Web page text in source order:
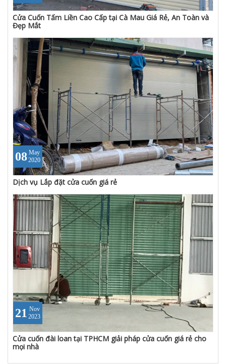
Cửa Cuốn Tấm Liền Cao Cấp tại Cà Mau Giá Rẻ, An Toàn và
Đẹp Mắt
08 May
2020
Dịch vụ Lắp đặt cửa cuốn giá rẻ
21 Nov
2023
Cửa cuốn đài loan tại TPHCM giải pháp cửa cuốn giá rẻ cho
mọi nhà